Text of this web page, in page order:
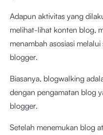
Adapun aktivitas yang
melihat-lihat konten blog,
menambah asosiasi
blogger.
Biasanya, blogwalking
dengan pengamatan blog
blogger.
Setelah menemukan blog